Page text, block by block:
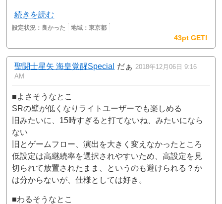
続きを読む
設定状況： 良かった 地域：東京都
43pt GET!
聖闘士星矢 海皇覚醒Special だぁ 2018年12月06日 9:16
AM
■よさそうなとこ
SRの壁が低くなりライトユーザーでも楽しめる
旧みたいに、15時すぎると打てないね、みたいになら
ない
旧とゲームフロー、演出を大きく変えなかったところ
低設定は高継続率を選択されやすいため、高設定を見
切られて放置されたまま、というのも避けられる？か
は分からないが、仕様としては好き。
■わるそうなとこ